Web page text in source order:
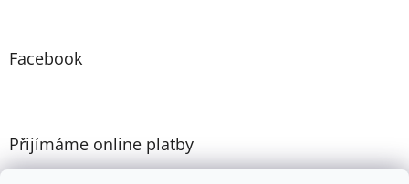
Facebook
Přijímáme online platby